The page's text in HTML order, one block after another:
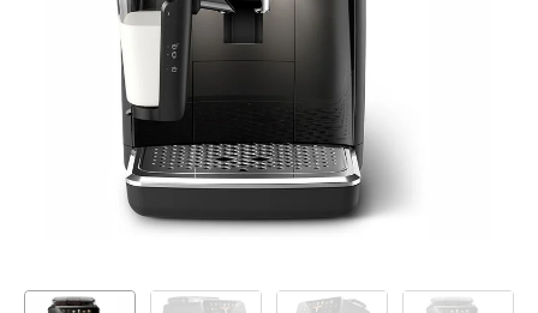
Telefoni, planšetdatori
Viedierīces
Sadzīves tehnika
Lielā tehnika
Iebūvējamā tehnika
Mazā tehnika